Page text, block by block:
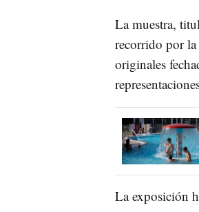
La muestra,
recorrido por la
originales
La exposición